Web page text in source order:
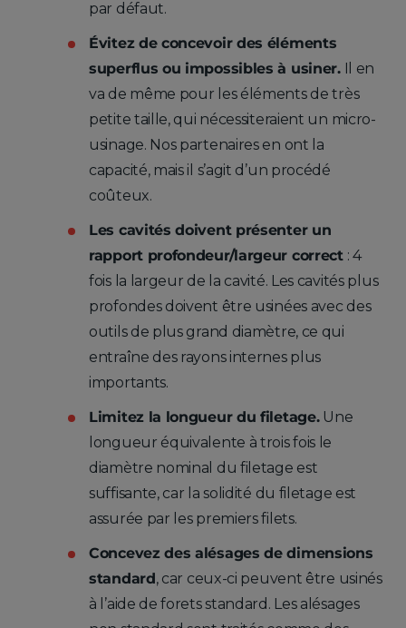
par défaut.
Évitez de concevoir des éléments
superflus ou impossibles à usiner.Il en
va de même pour les éléments de très
petite taille, qui nécessiteraient un micro-
usinage. Nos partenaires en ont la
capacité, mais il s’agit d’un procédé
coûteux.
Les cavités doivent présenter un
rapport profondeur/largeur correct: 4
fois la largeur de la cavité. Les cavités plus
profondes doivent être usinées avec des
outils de plus grand diamètre, ce qui
entraîne des rayons internes plus
importants.
Limitez la longueur du filetage.Une
longueur équivalente à trois fois le
diamètre nominal du filetage est
suffisante, car la solidité du filetage est
assurée par les premiers filets.
Concevez des alésages de dimensions
standard , car ceux-ci peuvent être usinés
à l’aide de forets standard. Les alésages